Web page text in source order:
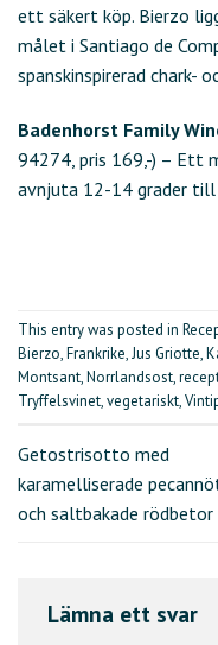
ett säkert köp. Bierzo
målet i Santiago de
spanskinspirerad chark-
Badenhorst Family
94274, pris 169,-) – Ett
avnjuta 12-14 grader till
This entry was posted in
Bierzo,Frankrike,Jus Griotte,
Montsant,Norrlandsost,
Tryffelsvinet,vegetariskt,
Getostrisotto med
karamelliserade
och saltbakade rödbetor
Lämna ett svar